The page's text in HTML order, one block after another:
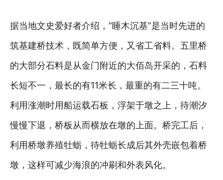
据当地文史爱好者介绍，“睡木沉基”是当时先进的
筑基建桥技术，既简单方便，又省工省料。五里桥
的大部分石料是从金门附近的大佰岛开采的，石料
长短不一，最长的有11米长，最重的有二三十吨。
利用涨潮时用船运载石板，浮架于墩之上，待潮汐
慢慢下退，桥板从而横放在墩的上面。桥完工后，
利用桥墩养殖牡蛎，待牡蛎长成后其外壳嵌包着桥
墩，这样可减少海浪的冲刷和外表风化。